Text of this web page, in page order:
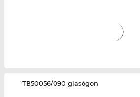
‌TB50056/090 glasögon